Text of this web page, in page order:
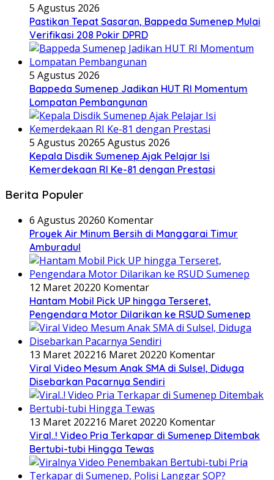
5 Agustus 2026
Pastikan Tepat Sasaran, Bappeda Sumenep Mulai
Verifikasi 208 Pokir DPRD
5 Agustus 2026
Bappeda Sumenep Jadikan HUT RI Momentum
Lompatan Pembangunan
5 Agustus 20265 Agustus 2026
Kepala Disdik Sumenep Ajak Pelajar Isi
Kemerdekaan RI Ke-81 dengan Prestasi
Berita Populer
6 Agustus 20260 Komentar
Proyek Air Minum Bersih di Manggarai Timur
Amburadul
12 Maret 20220 Komentar
Hantam Mobil Pick UP hingga Terseret,
Pengendara Motor Dilarikan ke RSUD Sumenep
13 Maret 202216 Maret 20220 Komentar
Viral Video Mesum Anak SMA di Sulsel, Diduga
Disebarkan Pacarnya Sendiri
13 Maret 202216 Maret 20220 Komentar
Viral..! Video Pria Terkapar di Sumenep Ditembak
Bertubi-tubi Hingga Tewas